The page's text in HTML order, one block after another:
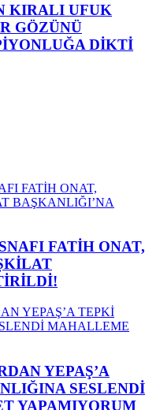
KIRALI UFUK
GÖZÜNÜ
DİKTİ
FATİH ONAT,
YEPAŞ’A
SESLENDİ
YAPAMIYORUM